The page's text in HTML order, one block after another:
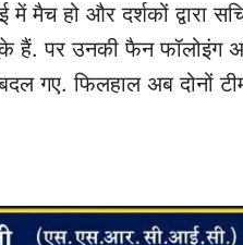
मैच हो और दर्शकों द्वारा
हैं. पर उनकी फैन फॉलोइंग
गए. फिलहाल अब दोनों